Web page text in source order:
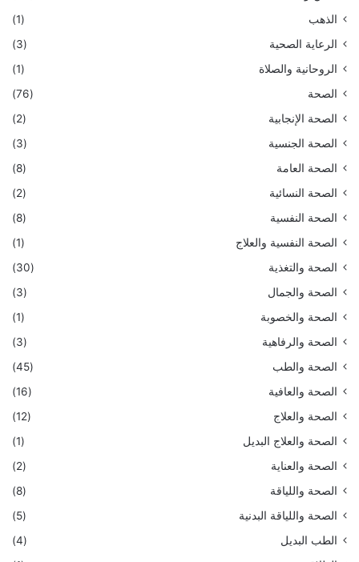
الذهب
(1)
الرعاية الصحية
(3)
الروحانية والصلاة
(1)
الصحة
(76)
الصحة الإنجابية
(2)
الصحة الجنسية
(3)
الصحة العامة
(8)
الصحة النسائية
(2)
الصحة النفسية
(8)
الصحة النفسية والعلاج
(1)
الصحة والتغذية
(30)
الصحة والجمال
(3)
الصحة والخصوبة
(1)
الصحة والرفاهية
(3)
الصحة والطب
(45)
الصحة والعافية
(16)
الصحة والعلاج
(12)
الصحة والعلاج البديل
(1)
الصحة والعناية
(2)
الصحة واللياقة
(8)
الصحة واللياقة البدنية
(5)
الطب البديل
(4)